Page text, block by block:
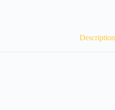
Description